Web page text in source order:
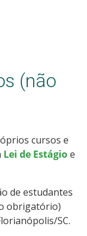
(não
cursos e
Lei de Estágioe
de estudantes
obrigatório)
SC.